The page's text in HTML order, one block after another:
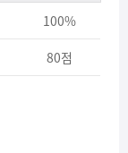
100%
80점